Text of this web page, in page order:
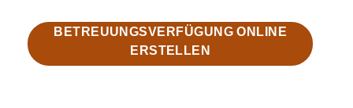
BETREUUNGSVERFÜGUNG ONLINE
ERSTELLEN